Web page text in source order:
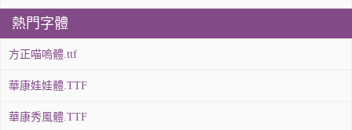
熱門字體
方正喵嗚體.ttf
華康娃娃體.TTF
華康秀風體.TTF